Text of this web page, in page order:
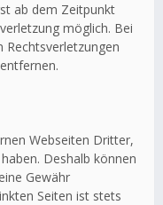
ab dem Zeitpunkt
möglich. Bei
Rechtsverletzungen
Webseiten Dritter,
Deshalb können
Gewähr
Seiten ist stets